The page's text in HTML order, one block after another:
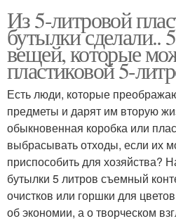
Из 5-литровой
бутылки сделали..
вещей, которые
пластиковой 5-
Есть люди, которые
предметы и дарят им вторую
обыкновенная коробка или
выбрасывать отходы, если их
приспособить для хозяйства?
бутылки 5 литров съемный
очистков или горшки для
об экономии, а о творческом